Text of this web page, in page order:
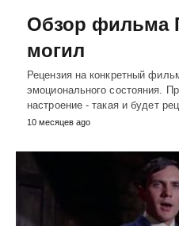
Обзор фильма
могил
Рецензия на конкретный
эмоционального состояния.
настроение - такая и будет
10 месяцев ago